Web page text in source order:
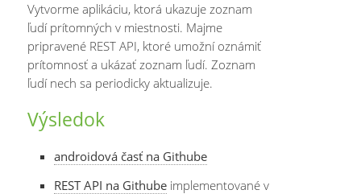
Vytvorme aplikáciu, ktorá ukazuje zoznam
ľudí prítomných v miestnosti. Majme
pripravené REST API, ktoré umožní oznámiť
prítomnosť a ukázať zoznam ľudí. Zoznam
ľudí nech sa periodicky aktualizuje.
Výsledok
androidová časť na Githube
REST API na Githubeimplementované v